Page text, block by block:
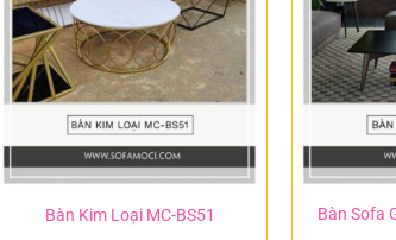
Bàn Kim Loại MC-BS51 Bàn Sofa